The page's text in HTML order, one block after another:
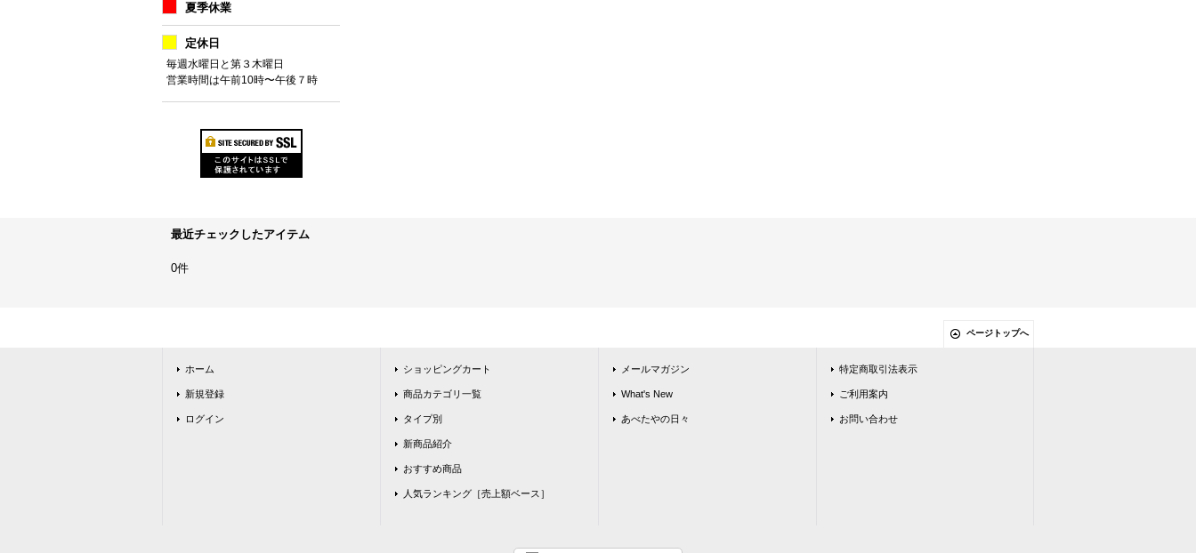
夏季休業
定休日
毎週水曜日と第３木曜日
営業時間は午前10時〜午後７時
最近チェックしたアイテム
0件
ページトップへ
ホーム
新規登録
ログイン
ショッピングカート
商品カテゴリ一覧
タイプ別
新商品紹介
おすすめ商品
人気ランキング［売上額ベース］
メールマガジン
What's New
あべたやの日々
特定商取引法表示
ご利用案内
お問い合わせ